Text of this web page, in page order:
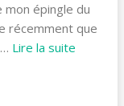
épingle du
récemment que
… Lire la suite